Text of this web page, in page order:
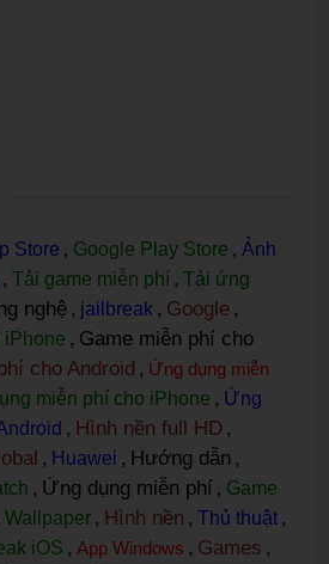
Store , Google Play Store , Ảnh
, Tải game miễn phí , Tải ứng
nghệ , jailbreak , Google ,
iPhone , Game miễn phí cho
cho Android , Ứng dụng miễn
miễn phí cho iPhone , Ứng
, Hình nền full HD ,
, Huawei , Hướng dẫn ,
, Ứng dụng miễn phí , Game
Wallpaper , Hình nền , Thủ thuật ,
iOS , App Windows , Games ,